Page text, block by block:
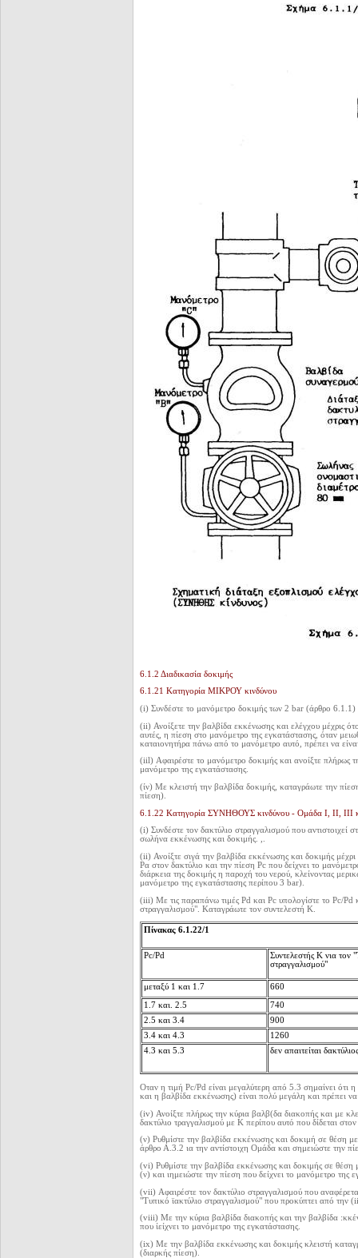
6.1.2 Διαδικασία δοκιμής
6.1.21 Κατηγορία ΜΙΚΡΟΥ κινδύνου
(i) Συνδέστε το μανόμετρο δοκιμής των 2 bar (άρθρο 6.1.1)
(ii) Ανοίξετε την βαλβίδα εκκένωσης και ελέγχου μέχρις
αυτές, η πίεση στο μανόμετρο της εγκατάστασης, όταν
καταιονητήρα πάνω από το μανόμετρο αυτό, πρέπει να
(iil) Αφαιρέστε το μανόμετρο δοκιμής και ανοίξτε πλήρως
μανόμετρο της εγκατάστασης.
(ίν) Με κλειστή την βαλβίδα δοκιμής, καταγράωτε την
πίεση).
6.1.22 Κατηγορία ΣΥΝΗΘΟΥΣ κινδύνου - Ομάδα Ι, II, III
(i) Συνδέστε τον δακτύλιο στραγγαλισμού που
σωλήνα εκκένωσης και δοκιμής. ,.
(ii) Ανοίξτε σιγά την βαλβίδα εκκένωσης και δοκιμής
Ρα στον δακτύλιο και την πίεση Pc που δείχνει το
διάρκεια της δοκιμής η παροχή του νερού, κλείνοντας
μανόμετρο της εγκατάστασης περίπου 3 bar).
(iii) Με τις παραπάνω τιμές Ρd και Pc υπολογίστε το Pc/
στραγγαλισμού". Καταγράωτε τον συντελεστή Κ.
Πίνακας 6.1.22/1
Pc/Pd
Συντελεστής Κ νια τον
στραγγαλισμού"
μεταξύ 1 και 1.7 660
1.7 και. 2.5
740
2.5 και 3.4
900
3.4 και 4.3
1260
4.3 και 5.3
δεν απαιτείται
Οταν η τιμή Pc/Pd είναι μεγαλύτερη από 5.3 σημαίνει
και η βαλβίδα εκκένωσης) είναι πολύ μεγάλη και πρέπει
(iv) Ανοίξτε πλήρως την κύρια βαλβ(δα διακοπής και με
δακτύλιο τραγγαλισμού με Κ περίπου αυτό που δίδεται
(ν) Ρυθμίστε την βαλβίδα εκκένωσης και δοκιμή σε θέση
άρθρο Α.3.2 ια την αντίστοιχη Ομάδα και σημειώστε την
(vi) Ρυθμίστε την βαλβίδα εκκένωσης και δοκιμής σε θέση
(ν) και ιημειώστε την πίεση που δείχνει το μανόμετρο της
(vii) Αφαιρέστε τον δακτύλιο στραγγαλισμού που
"Τυπικό ϊακτύλιο στραγγαλισμού" που προκύπτει από την
(viii) Με την κύρια βαλβίδα διακοπής και την βαλβίδα
που ίείχνει το μανόμετρο της εγκατάστασης.
(ix) Με την βαλβίδα εκκένωσης και δοκιμής κλειστή
(διαρκής πίεση).